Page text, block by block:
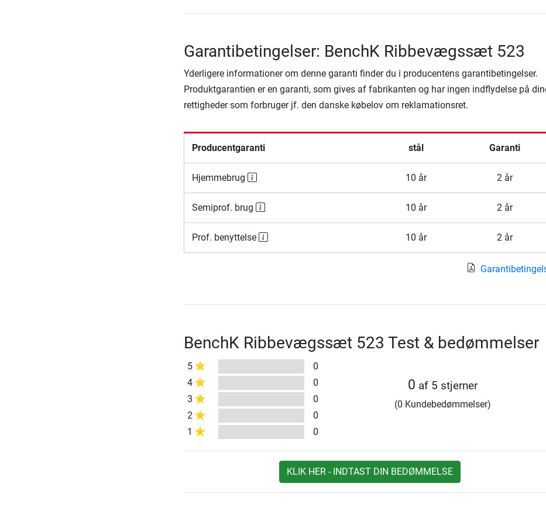
Garantibetingelser: BenchK Ribbevægssæt 523
Yderligere informationer om denne garanti finder du i producentens garantibetingelser.
Produktgarantien er en garanti, som gives af fabrikanten og har ingen indflydelse på
rettigheder som forbruger jf. den danske købelov om reklamationsret.
Producentgaranti stål Garanti
Hjemmebrug 10 år 2 år
Semiprof. brug 10 år 2 år
Prof. benyttelse 10 år 2 år
BenchK Ribbevægssæt 523 Test & bedømmelser
5
0
4
0
3
0
2
0
1
0
0 af 5 stjerner
(0 Kundebedømmelser)
KLIK HER - INDTAST DIN BEDØMMELSE